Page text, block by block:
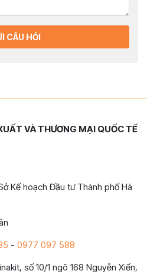
CÂU HỎI
VÀ THƯƠNG MẠI QUỐC TẾ
Kế hoạch Đầu tư Thành phố Hà
- 0977 097 588
số 10/1 ngõ 168 Nguyễn Xiển,